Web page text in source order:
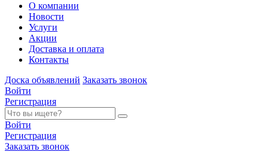
О компании
Новости
Услуги
Акции
Доставка и оплата
Контакты
Доска объявлений Заказать звонок
Войти
Регистрация
Войти
Регистрация
Заказать звонок